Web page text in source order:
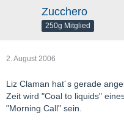
Zucchero
250g Mitglied
2. August 2006
Liz Claman hat´s gerade
Zeit wird "Coal to liquids"
"Morning Call" sein.